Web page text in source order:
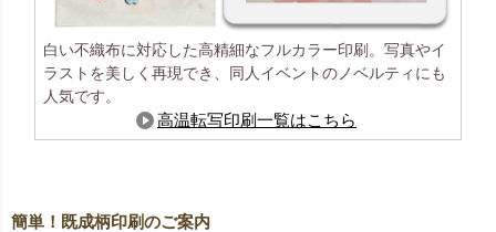
白い不織布に対応した高精細なフルカラー印刷。写真やイ
ラストを美しく再現でき、同人イベントのノベルティにも
人気です。
高温転写印刷一覧はこちら
簡単！既成柄印刷のご案内